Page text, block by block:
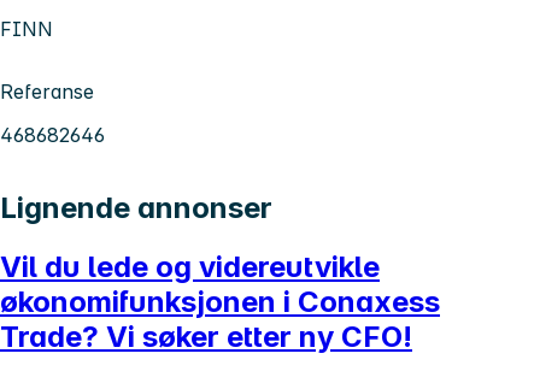
FINN
Referanse
468682646
Lignende annonser
Vil du lede og videreutvikle
økonomifunksjonen i Conaxess
Trade? Vi søker etter ny CFO!